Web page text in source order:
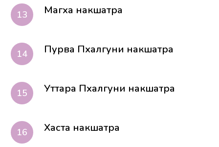
Магха накшатра
Пурва Пхалгуни накшатра
Уттара Пхалгуни накшатра
Хаста накшатра